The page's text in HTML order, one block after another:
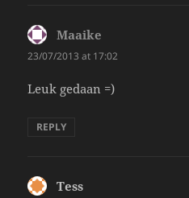
Maaike
23/07/2013 at 17:02
Leuk gedaan =)
REPLY
Tess